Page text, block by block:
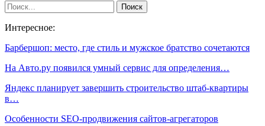
Интересное:
Барбершоп: место, где стиль и мужское братство сочетаются
На Авто.ру появился умный сервис для определения…
Яндекс планирует завершить строительство штаб-квартиры
в…
Особенности SEO-продвижения сайтов-агрегаторов